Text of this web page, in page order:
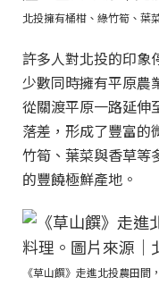
北投擁有桶柑、綠竹筍、葉
許多人對北投的印象
少數同時擁有平原農
從關渡平原一路延伸
落差，形成了豐富的
竹筍、葉菜與香草等
的豐饒極鮮產地。
《草山饌》走進北投農田